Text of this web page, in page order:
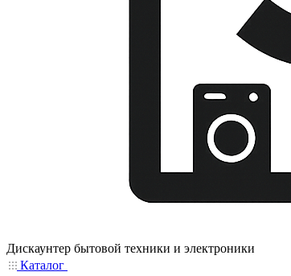
Дискаунтер бытовой техники и электроники
Каталог